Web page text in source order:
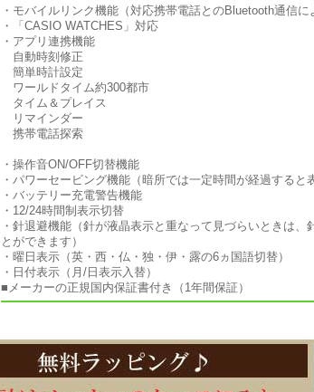
・モバイルリンク機能（対応携帯電話とのBluetooth通信に
・「CASIO WATCHES」対応
・アプリ連携機能
自動時刻修正
簡単時計設定
ワールドタイム約300都市
タイム＆プレイス
リマインダー
携帯電話探索
・操作音ON/OFF切替機能
・パワーセービング機能（暗所では一定時間が経過すると
・バッテリー充電警告機能
・12/24時間制表示切替
・針退避機能（針が液晶表示と重なって見づらいときは
とができます）
・曜日表示（英・西・仏・独・伊・露の6ヵ国語切替）
・日付表示（月/日表示入替）
■メーカーの正規国内保証書付き（1年間保証）